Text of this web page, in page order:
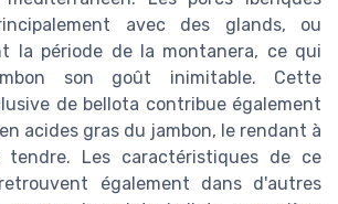
avec des glands, ou
la période de la montanera, ce qui
son goût inimitable. Cette
de bellota contribue également
acides gras du jambon, le rendant à
Les caractéristiques de ce
également dans d'autres